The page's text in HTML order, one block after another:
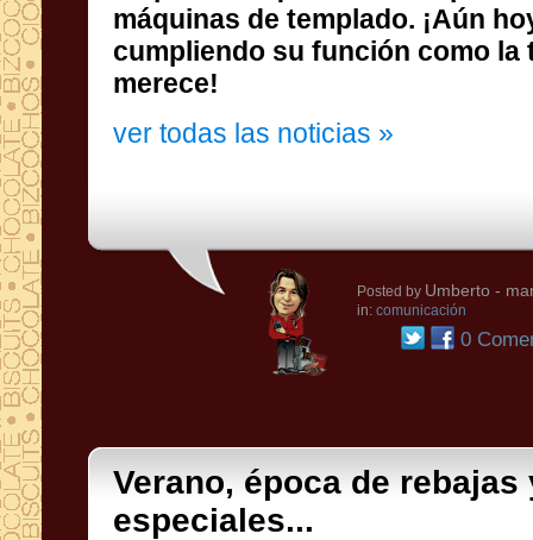
máquinas de templado. ¡Aún
merece!
ver todas las noticias »
Posted by Umberto -
in: comunicación
0
Verano, época de rebajas
especiales...